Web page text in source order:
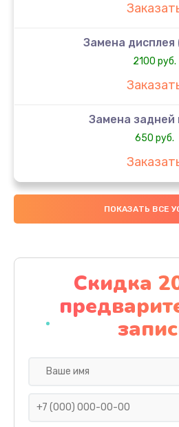
Замена дисплея
2100 руб.
Замена задней
650 руб.
Замена
4000 руб.
Замена
1100 руб.
ПОКАЗАТЬ ВСЕ
Скидка